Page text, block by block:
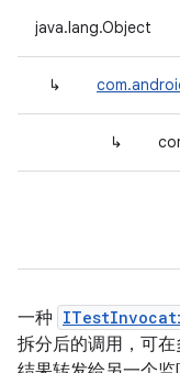
java.lang.Object
↳
↳
一种
拆分后的调用，可